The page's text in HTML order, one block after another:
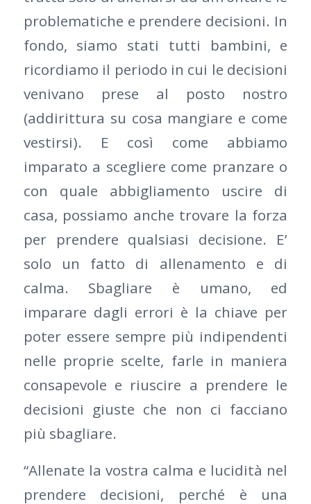
problematiche e prendere decisioni. In
fondo, siamo stati tutti bambini, e
ricordiamo il periodo in cui le decisioni
venivano prese al posto nostro
(addirittura su cosa mangiare e come
vestirsi). E così come abbiamo
imparato a scegliere come pranzare o
con quale abbigliamento uscire di
casa, possiamo anche trovare la forza
per prendere qualsiasi decisione. E’
solo un fatto di allenamento e di
calma. Sbagliare è umano, ed
imparare dagli errori è la chiave per
poter essere sempre più indipendenti
nelle proprie scelte, farle in maniera
consapevole e riuscire a prendere le
decisioni giuste che non ci facciano
più sbagliare.
“Allenate la vostra calma e lucidità nel
prendere decisioni, perché è una